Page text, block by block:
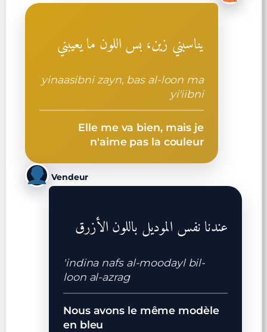
يناسبني زين، بس اللون ما يعيبني
yinaasibni zayn, bas al-loon ma
yi'iibni
Elle me va bien, mais je
n'aime pas la couleur
Vendeur
عندنا نفس الموديل باللون الأزرق
'indina nafs al-moodayl bil-
loon al-azrag
Nous avons le même modèle
en bleu